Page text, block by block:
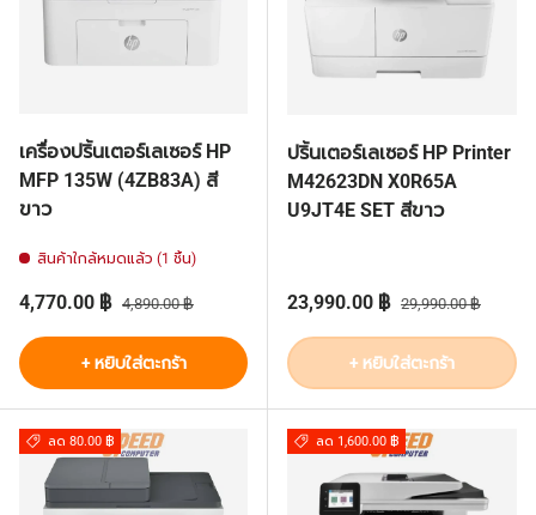
เครื่องปริ้นเตอร์เลเซอร์ HP
MFP 135W (4ZB83A) สี
ขาว
สินค้าใกล้หมดแล้ว (1 ชิ้น)
ราคาส่วนลด
4,770.00 ฿ ราคาปกติ
4,890.00 ฿
+ หยิบใส่ตะกร้า
ปริ้นเตอร์เลเซอร์ HP Printer
M42623DN X0R65A
U9JT4E SET สีขาว
ราคาส่วนลด
23,990.00 ฿ ราคาปกติ
29,990.00 ฿
+ หยิบใส่ตะกร้า
ลด 80.00 ฿ ลด 1,600.00 ฿